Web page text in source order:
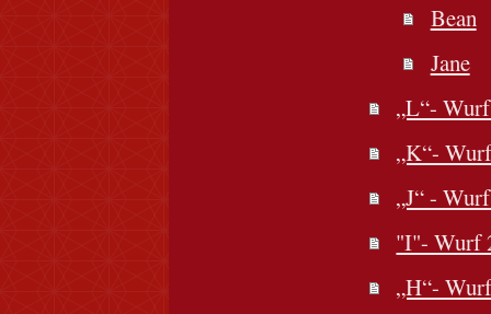
Bean
Jane
„L“-
„K“-
„J“ -
"I"- Wurf
„H“-